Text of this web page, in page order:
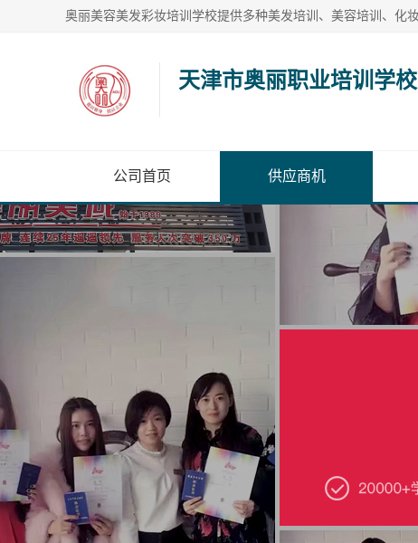
天津市奥丽职业培训学校
公司首页 供应商机